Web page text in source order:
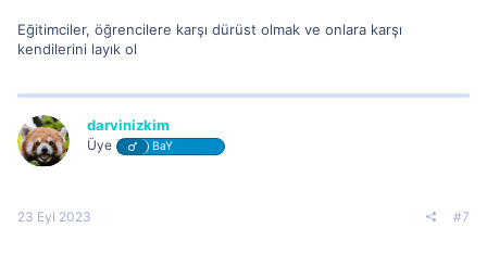
Eğitimciler, öğrencilere karşı dürüst olmak ve onlara karşı
kendilerini layık ol
darvinizkim
Üye BaY
23 Eyl 2023 #7